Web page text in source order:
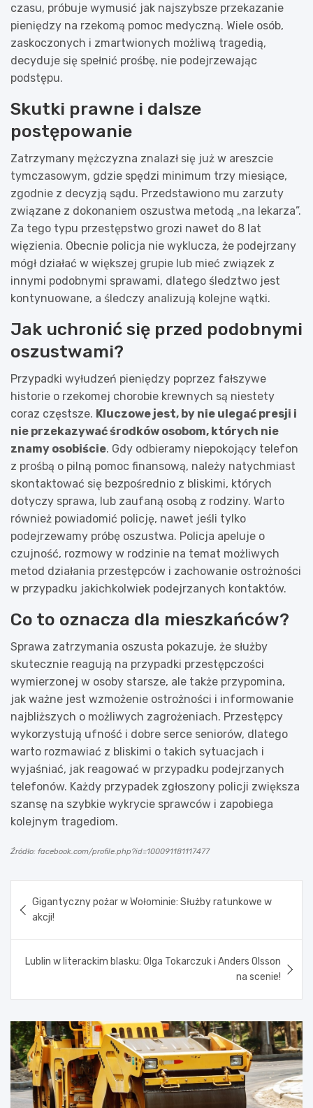
czasu, próbuje wymusić jak najszybsze przekazanie
pieniędzy na rzekomą pomoc medyczną. Wiele osób,
zaskoczonych i zmartwionych możliwą tragedią,
decyduje się spełnić prośbę, nie podejrzewając
podstępu.
Skutki prawne i dalsze
postępowanie
Zatrzymany mężczyzna znalazł się już w areszcie
tymczasowym, gdzie spędzi minimum trzy miesiące,
zgodnie z decyzją sądu. Przedstawiono mu zarzuty
związane z dokonaniem oszustwa metodą „na lekarza”.
Za tego typu przestępstwo grozi nawet do 8 lat
więzienia. Obecnie policja nie wyklucza, że podejrzany
mógł działać w większej grupie lub mieć związek z
innymi podobnymi sprawami, dlatego śledztwo jest
kontynuowane, a śledczy analizują kolejne wątki.
Jak uchronić się przed podobnymi
oszustwami?
Przypadki wyłudzeń pieniędzy poprzez fałszywe
historie o rzekomej chorobie krewnych są niestety
coraz częstsze. Kluczowe jest, by nie ulegać presji i
nie przekazywać środków osobom, których nie
znamy osobiście. Gdy odbieramy niepokojący telefon
z prośbą o pilną pomoc finansową, należy natychmiast
skontaktować się bezpośrednio z bliskimi, których
dotyczy sprawa, lub zaufaną osobą z rodziny. Warto
również powiadomić policję, nawet jeśli tylko
podejrzewamy próbę oszustwa. Policja apeluje o
czujność, rozmowy w rodzinie na temat możliwych
metod działania przestępców i zachowanie ostrożności
w przypadku jakichkolwiek podejrzanych kontaktów.
Co to oznacza dla mieszkańców?
Sprawa zatrzymania oszusta pokazuje, że służby
skutecznie reagują na przypadki przestępczości
wymierzonej w osoby starsze, ale także przypomina,
jak ważne jest wzmożenie ostrożności i informowanie
najbliższych o możliwych zagrożeniach. Przestępcy
wykorzystują ufność i dobre serce seniorów, dlatego
warto rozmawiać z bliskimi o takich sytuacjach i
wyjaśniać, jak reagować w przypadku podejrzanych
telefonów. Każdy przypadek zgłoszony policji zwiększa
szansę na szybkie wykrycie sprawców i zapobiega
kolejnym tragediom.
Źródło: facebook.com/profile.php?id=100091181117477
wpisu
Gigantyczny pożar w Wołominie: Służby ratunkowe w
akcji!
Lublin w literackim blasku: Olga Tokarczuk i Anders Olsson
na scenie!